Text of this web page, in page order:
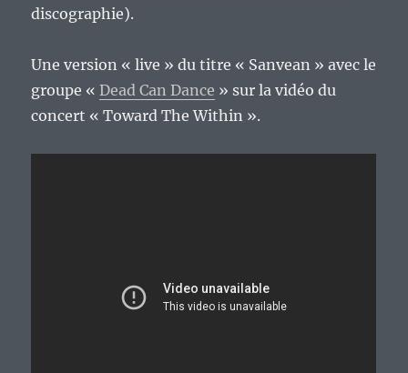
discographie).
Une version « live » du titre « Sanvean » avec le
groupe «Dead Can Dance » sur la vidéo du
concert « Toward The Within ».